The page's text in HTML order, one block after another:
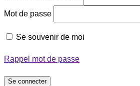
Mot de passe
Se souvenir de moi
Rappel mot de passe
Se connecter